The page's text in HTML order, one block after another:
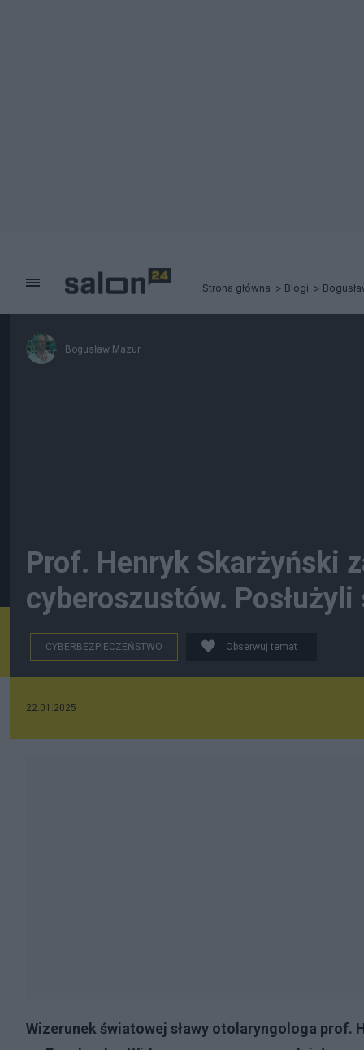
Strona główna Blogi
Bogusław Mazur
Prof. Henryk Skarżyński
cyberoszustów.
CYBERBEZPIECZEŃSTWO Obserwuj temat
22.01.2025
Wizerunek światowej sławy otolaryngologa prof.